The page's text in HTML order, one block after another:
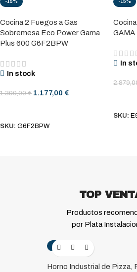
-15%
Cocina 2 Fuegos a Gas
Sobremesa Eco Power Gama
Plus 600 G6F2BPW
In stock
1.390,00€ 1.177,00 €
SKU: G6F2BPW
-15%
GAMA
In
SKU:
TOP
Productos
por Plata
-99%
Horno Industrial de Pizza,